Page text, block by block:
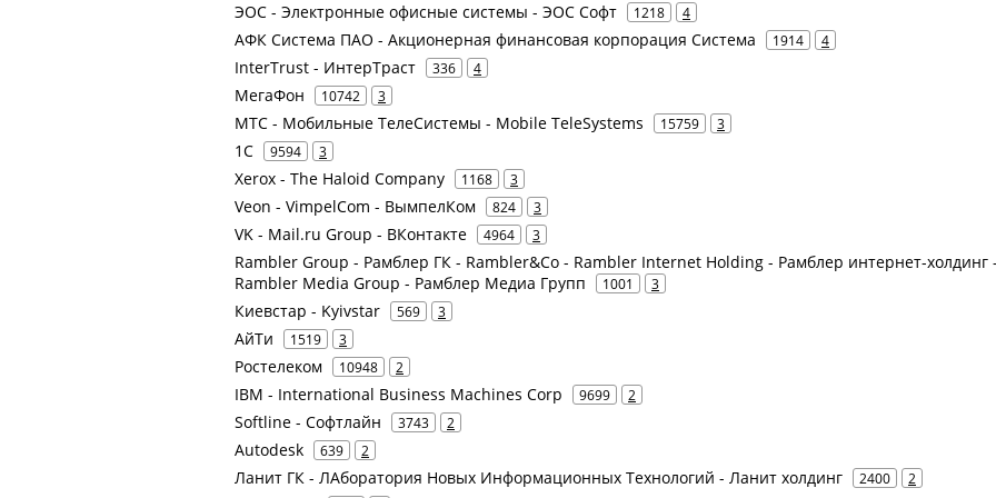
ЭОС - Электронные офисные системы - ЭОС Софт 1218 4
АФК Система ПАО - Акционерная финансовая корпорация Система 1914 4
InterTrust - ИнтерТраст 336 4
МегаФон 10742 3
МТС - Мобильные ТелеСистемы - Mobile TeleSystems 15759 3
1С 9594 3
Xerox - The Haloid Company 1168 3
Veon - VimpelCom - ВымпелКом 824 3
VK - Mail.ru Group - ВКонтакте 4964 3
Rambler Group - Рамблер ГК - Rambler&Co - Rambler Internet Holding - Рамблер интернет-холдинг
Rambler Media Group - Рамблер Медиа Групп
1001 3
Киевстар - Kyivstar 569 3
АйТи 1519 3
Ростелеком 10948 2
IBM - International Business Machines Corp 9699 2
Softline - Софтлайн 3743 2
Autodesk 639 2
Ланит ГК - ЛАборатория Новых Информационных Технологий - Ланит холдинг 2400 2